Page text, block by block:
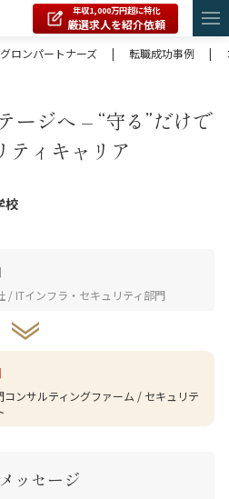
年収1,000万円超に特化
厳選求人を紹介依頼
ロンパートナーズ
| 転職成功事例 |
ージへ – “守る”だけで
ティキャリア
校
/ ITインフラ・セキュリティ部門
コンサルティングファーム / セキュリテ
ッセージ